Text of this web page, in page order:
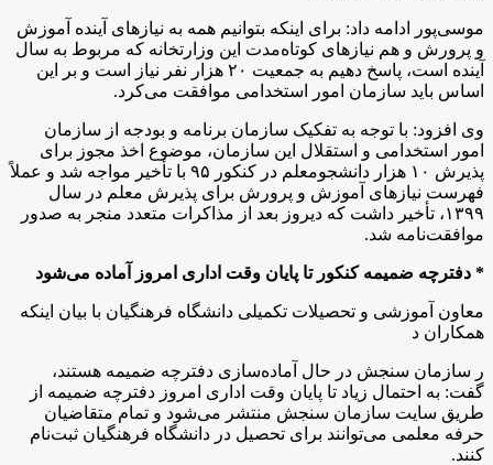
موسی‌پور ادامه داد: برای اینکه بتوانیم همه به نیازهای آینده آموزش
و پرورش و هم نیازهای کوتاه‌مدت این وزارتخانه که مربوط به سال
آینده است،‌ پاسخ دهیم به جمعیت ۲۰ هزار نفر نیاز است و بر این
اساس باید سازمان امور استخدامی موافقت می‌کرد.
وی افزود: با توجه به تفکیک سازمان برنامه و بودجه از سازمان
امور استخدامی و استقلال این سازمان، موضوع اخذ مجوز برای
پذیرش ۱۰ هزار دانشجومعلم در کنکور ۹۵ با تأخیر مواجه شد و عملاً
فهرست نیازهای آموزش و پرورش برای پذیرش معلم در سال
۱۳۹۹، تأخیر داشت که دیروز بعد از مذاکرات متعدد منجر به صدور
موافقت‌نامه شد.
* دفترچه ضمیمه کنکور تا پایان وقت اداری امروز آماده می‌شود
معاون آموزشی و تحصیلات تکمیلی دانشگاه فرهنگیان با بیان اینکه
همکاران د
ر سازمان سنجش در حال آماده‌سازی دفترچه ضمیمه هستند،
گفت: به احتمال زیاد تا پایان وقت اداری امروز دفترچه ضمیمه از
طریق سایت سازمان سنجش منتشر می‌شود و تمام متقاضیان
حرفه معلمی می‌توانند برای تحصیل در دانشگاه فرهنگیان ثبت‌نام
کنند.